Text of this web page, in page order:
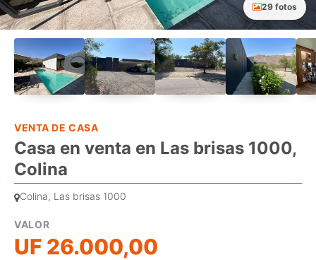
29 fotos
VENTA DE CASA
Casa en venta en Las brisas 1000,
Colina
Colina, Las brisas 1000
VALOR
UF 26.000,00